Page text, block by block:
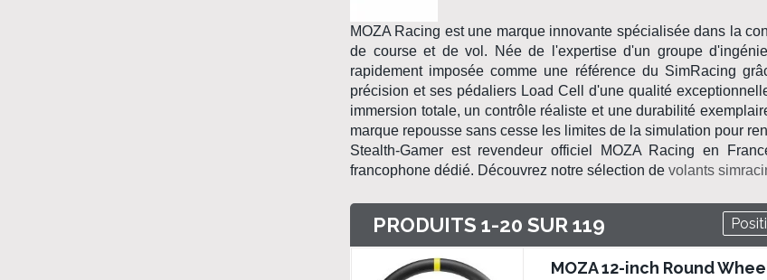
MOZA Racing est une marque innovante spécialisée dans la
de courseet de vol . Née de l'expertise d'un groupe
rapidement imposée comme une référence du SimRacing
précision et ses pédaliers Load Cell d'une qualité
immersion totale, un contrôle réaliste et une durabilité
marque repousse sans cesse les limites de la simulation pour
Stealth-Gamer est revendeur officiel MOZA Racing en
francophone dédié. Découvrez notre sélection de volants
PRODUITS 1-20 SUR 119
MOZA 12-inch Round